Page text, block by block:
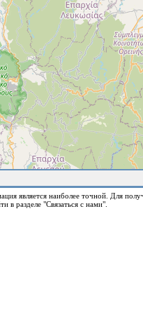
является наиболее точной. Для
разделе "Связаться с нами".